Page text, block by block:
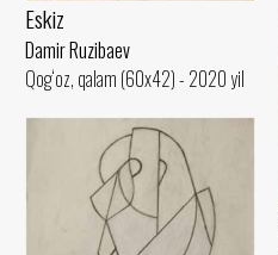
Eskiz
Damir Ruzibaev
Qog‘oz, qalam (60x42) - 2020 yil